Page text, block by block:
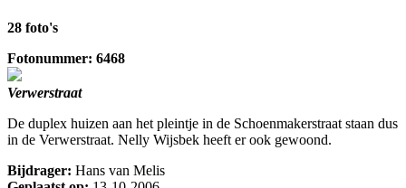
28 foto's
Fotonummer: 6468
Verwerstraat
De duplex huizen aan het pleintje in de Schoenmakerstraat staan dus
in de Verwerstraat. Nelly Wijsbek heeft er ook gewoond.
Bijdrager: Hans van Melis